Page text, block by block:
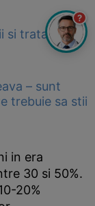
si tratament
– sunt
trebuie sa stii
in era
30 si 50%.
20%
?